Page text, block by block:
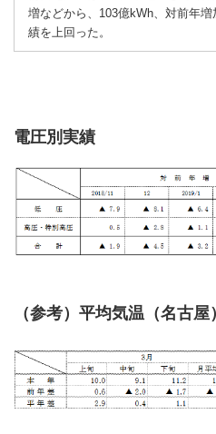
増などから、103億kWh、対前年
績を上回った。
電圧別実績
（参考）平均気温（名古屋）